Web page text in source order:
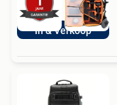
In & Verkoop